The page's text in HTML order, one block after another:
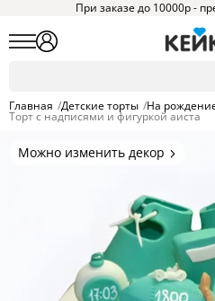
При заказе до 10000р -
Главная /Детские торты /На
Торт с надписями и фигуркой аиста
Можно изменить декор